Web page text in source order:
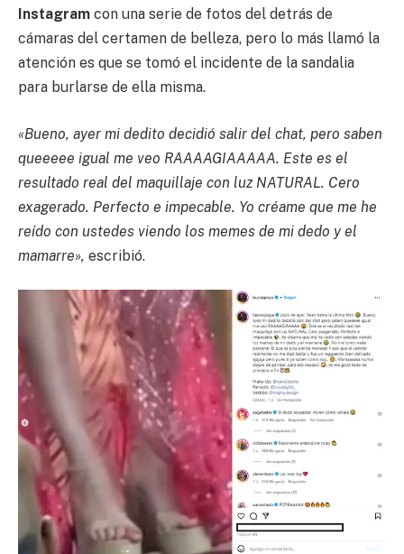
Instagram con una serie de fotos del detrás de
cámaras del certamen de belleza, pero lo más llamó la
atención es que se tomó el incidente de la sandalia
para burlarse de ella misma.
«Bueno, ayer mi dedito decidió salir del chat, pero saben
queeeee igual me veo RAAAAGIAAAAA. Este es el
resultado real del maquillaje con luz NATURAL. Cero
exagerado. Perfecto e impecable. Yo créame que me he
reído con ustedes viendo los memes de mi dedo y el
mamarre», escribió.